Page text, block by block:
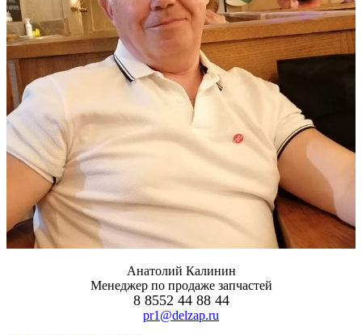
Анатолий Калинин
Менеджер по продаже запчастей
8 8552 44 88 44
pr1@delzap.ru